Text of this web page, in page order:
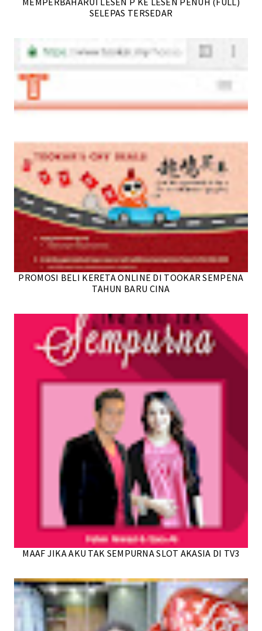
SELEPAS TERSEDAR
PROMOSI BELI KERETA ONLINE DI TOOKAR SEMPENA
TAHUN BARU CINA
MAAF JIKA AKU TAK SEMPURNA SLOT AKASIA DI TV3